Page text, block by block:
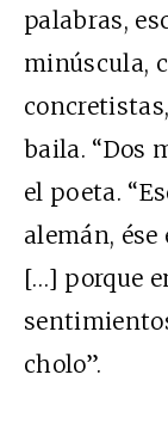
palabras,
minúscula,
baila. “Dos
el poeta.
alemán,
[…] porque
cholo”.